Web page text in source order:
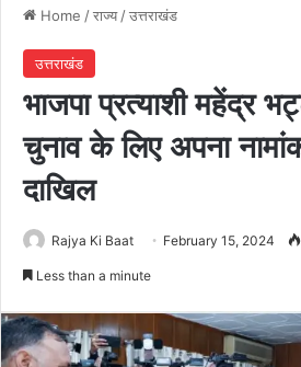
Home /राज्य/उत्तराखंड
उत्तराखंड
भाजपा प्रत्याशी महेंद्र
चुनाव के लिए अपना
दाखिल
Rajya Ki Baat February 15, 2024
Less than a minute